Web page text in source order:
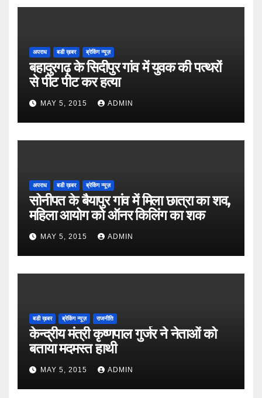
अपराध बडी ख़बर ब्रेकिंग न्यूज़
बहादुरगढ़ के सिदीपुर गांव में युवक की पत्थरों
से पीट पीट कर हत्या
MAY 5, 2015 ADMIN
अपराध बडी ख़बर ब्रेकिंग न्यूज़
सोनीपत के बैयापुर गांव में मिला छात्रा का शव,
महिला आयोग को ऑनर किलिंग का शक
MAY 5, 2015 ADMIN
बडी ख़बर ब्रेकिंग न्यूज़ राजनीति
केन्द्रीय मंत्री कृष्णपाल गुर्जर ने नेताओं को
बताया मदमस्त हाथी
MAY 5, 2015 ADMIN